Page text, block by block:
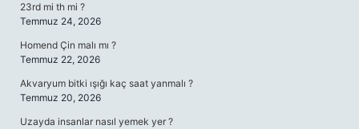
23rd mi th mi ?
Temmuz 24, 2026
Homend Çin malı mı ?
Temmuz 22, 2026
Akvaryum bitki ışığı kaç saat yanmalı ?
Temmuz 20, 2026
Uzayda insanlar nasıl yemek yer ?